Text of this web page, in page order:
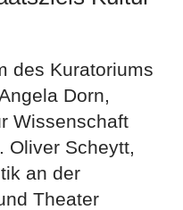
des Kuratoriums
Dorn,
Wissenschaft
Oliver Scheytt,
an der
Theater